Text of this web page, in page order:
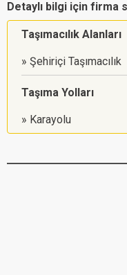
Detaylı bilgi için firma
Taşımacılık Alanları
Şehiriçi Taşımacılık
Taşıma Yolları
Karayolu